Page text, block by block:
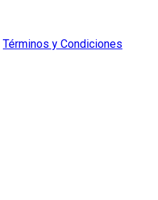
Términos y Condiciones